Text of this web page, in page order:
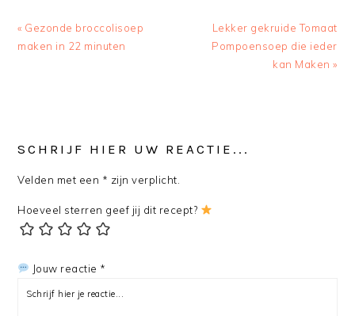
Previous
Post:
« Gezonde broccolisoep
maken in 22 minuten
Next
Post:
Lekker gekruide Tomaat
Pompoensoep die ieder
kan Maken »
INTERACTIONS
SCHRIJF HIER UW REACTIE...
Velden met een * zijn verplicht.
Hoeveel sterren geef jij dit recept?
Jouw reactie *